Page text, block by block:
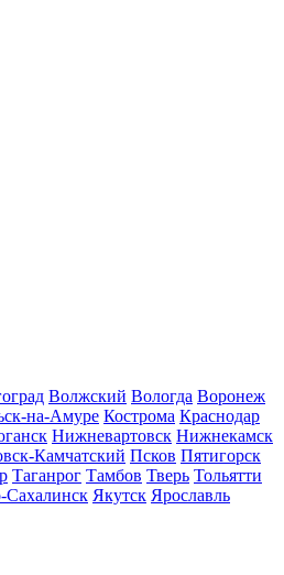
Волжский Вологда Воронеж
на-Амуре Кострома Краснодар
Нижневартовск Нижнекамск
Камчатский Псков Пятигорск
Таганрог Тамбов Тверь Тольятти
Якутск Ярославль